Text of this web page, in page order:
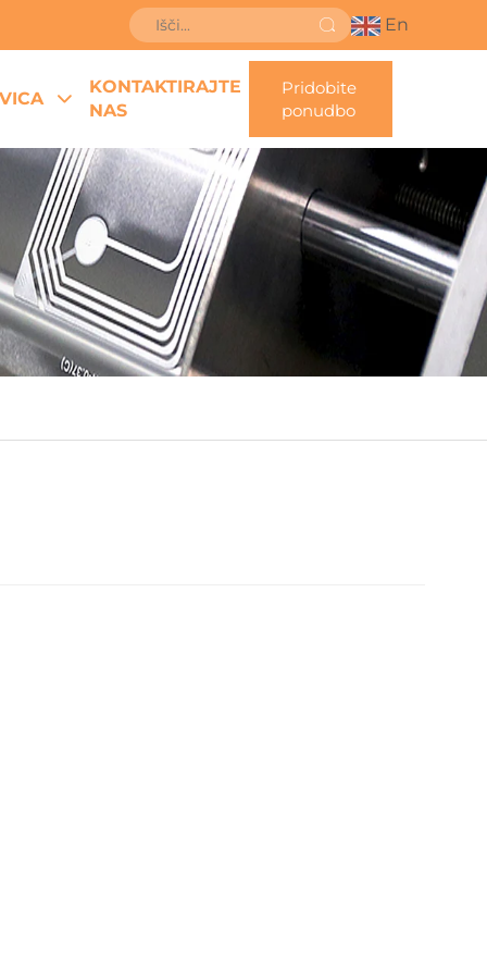
En
KONTAKTIRAJTE
NAS
Pridobite
ponudbo